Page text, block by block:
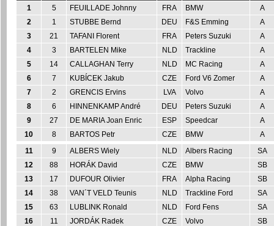
1
5 FEUILLADE Johnny FRA BMW
A
2
1 STUBBE Bernd DEU F&S Emming
A
3
21 TAFANI Florent FRA Peters Suzuki
A
4
3 BARTELEN Mike NLD Trackline
A
5
14 CALLAGHAN Terry NLD MC Racing
A
6
7 KUBÍCEK Jakub CZE Ford V6 Zomer
A
7
2 GRENCIS Ervins LVA Volvo
A
8
6 HINNENKAMP André DEU Peters Suzuki
A
9
27 DE MARIA Joan Enric ESP Speedcar
A
10
8 BARTOS Petr CZE BMW
A
11
9 ALBERS Wiely NLD Albers Racing
SA
12
88 HORÁK David CZE BMW
SB
13
17 DUFOUR Olivier FRA Alpha Racing
SB
14
38 VAN´T VELD Teunis NLD Trackline Ford
SA
15
63 LUBLINK Ronald NLD Ford Fens
SA
16
11 JORDÁK Radek CZE Volvo
SB